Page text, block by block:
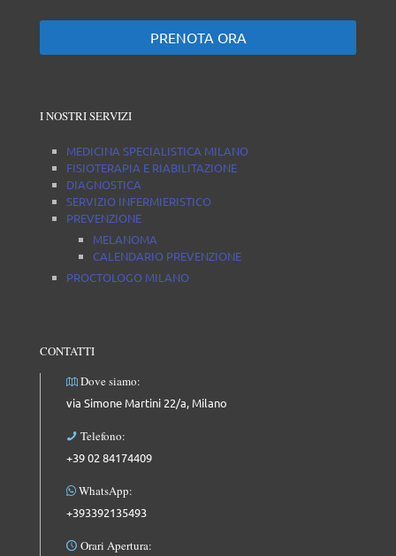
PRENOTA ORA
I NOSTRI SERVIZI
MEDICINA SPECIALISTICA MILANO
FISIOTERAPIA E RIABILITAZIONE
DIAGNOSTICA
SERVIZIO INFERMIERISTICO
PREVENZIONE
MELANOMA
CALENDARIO PREVENZIONE
PROCTOLOGO MILANO
CONTATTI
Dove siamo:
via Simone Martini 22/a, Milano
Telefono:
+39 02 84174409
WhatsApp:
+393392135493
Orari Apertura: